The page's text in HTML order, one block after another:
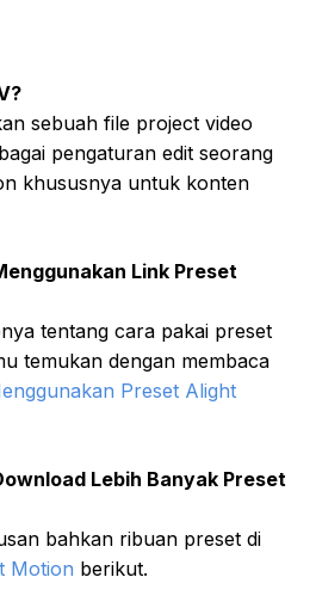
sebuah file project video
pengaturan edit seorang
khususnya untuk konten
Link Preset
tentang cara pakai preset
temukan dengan membaca
Preset Alight
Lebih Banyak Preset
bahkan ribuan preset di
Motion berikut.